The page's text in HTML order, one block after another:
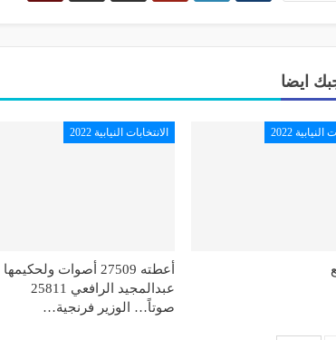
ايضا
النيابية 2022 الانتخابات النيابية 2022
أعطته 27509 أصوات
عبدالمجيد الرافعي 25811
صوتاً… الوزير فرنجية…